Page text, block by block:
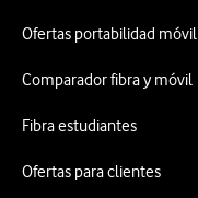
Ofertas portabilidad móvil
Comparador fibra y móvil
Fibra estudiantes
Ofertas para clientes